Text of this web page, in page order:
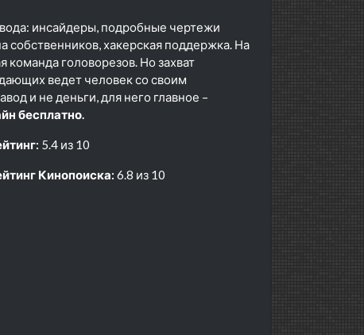
инсайдеры, подробные чертежи
собственников, хакерская поддержка. На
команда головорезов. Но захват
ведет человек со своим
и не деньги, для него главное –
бесплатно.
5.4 из 10
Кинопоиска: 6.8 из 10